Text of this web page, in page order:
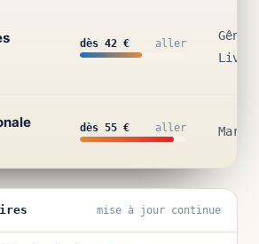
dès 42 € aller
dès 55 € aller
mise à jour continue